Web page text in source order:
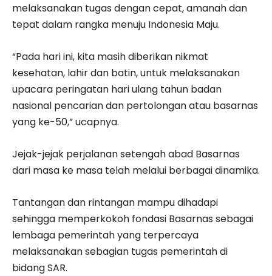
melaksanakan tugas dengan cepat, amanah dan
tepat dalam rangka menuju Indonesia Maju.
“Pada hari ini, kita masih diberikan nikmat
kesehatan, lahir dan batin, untuk melaksanakan
upacara peringatan hari ulang tahun badan
nasional pencarian dan pertolongan atau basarnas
yang ke-50,” ucapnya.
Jejak-jejak perjalanan setengah abad Basarnas
dari masa ke masa telah melalui berbagai dinamika.
Tantangan dan rintangan mampu dihadapi
sehingga memperkokoh fondasi Basarnas sebagai
lembaga pemerintah yang terpercaya
melaksanakan sebagian tugas pemerintah di
bidang SAR.